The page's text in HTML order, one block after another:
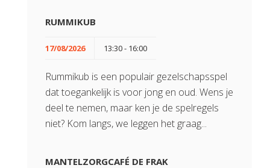
RUMMIKUB
17/08/2026 13:30 - 16:00
Rummikub is een populair gezelschapsspel
dat toegankelijk is voor jong en oud. Wens je
deel te nemen, maar ken je de spelregels
niet? Kom langs, we leggen het graag...
MANTELZORGCAFÉ DE FRAK